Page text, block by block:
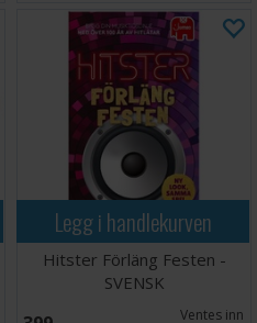
Legg i handlekurven
Hitster Förläng Festen -
SVENSK
Ventes inn